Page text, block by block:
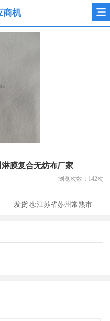
商机
膜复合无纺布厂家
浏览次数： 142次
发货地:江苏省苏州常熟市